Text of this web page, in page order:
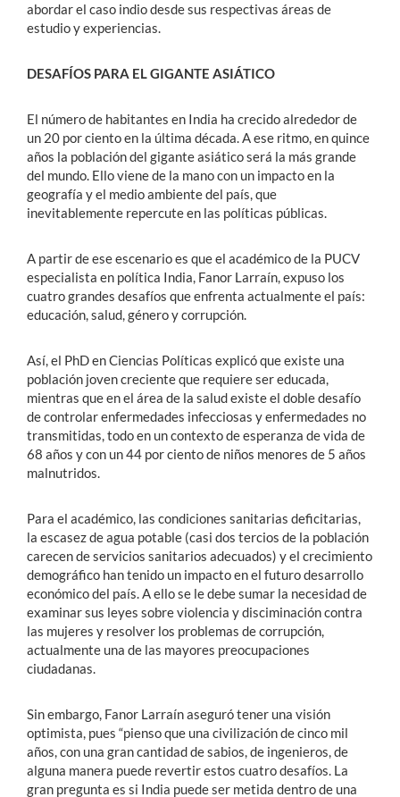
abordar el caso indio desde sus respectivas áreas de
estudio y experiencias.
DESAFÍOS PARA EL GIGANTE ASIÁTICO
El número de habitantes en India ha crecido alrededor de
un 20 por ciento en la última década. A ese ritmo, en quince
años la población del gigante asiático será la más grande
del mundo. Ello viene de la mano con un impacto en la
geografía y el medio ambiente del país, que
inevitablemente repercute en las políticas públicas.
A partir de ese escenario es que el académico de la PUCV
especialista en política India, Fanor Larraín, expuso los
cuatro grandes desafíos que enfrenta actualmente el país:
educación, salud, género y corrupción.
Así, el PhD en Ciencias Políticas explicó que existe una
población joven creciente que requiere ser educada,
mientras que en el área de la salud existe el doble desafío
de controlar enfermedades infecciosas y enfermedades no
transmitidas, todo en un contexto de esperanza de vida de
68 años y con un 44 por ciento de niños menores de 5 años
malnutridos.
Para el académico, las condiciones sanitarias deficitarias,
la escasez de agua potable (casi dos tercios de la población
carecen de servicios sanitarios adecuados) y el crecimiento
demográfico han tenido un impacto en el futuro desarrollo
económico del país. A ello se le debe sumar la necesidad de
examinar sus leyes sobre violencia y disciminación contra
las mujeres y resolver los problemas de corrupción,
actualmente una de las mayores preocupaciones
ciudadanas.
Sin embargo, Fanor Larraín aseguró tener una visión
optimista, pues “pienso que una civilización de cinco mil
años, con una gran cantidad de sabios, de ingenieros, de
alguna manera puede revertir estos cuatro desafíos. La
gran pregunta es si India puede ser metida dentro de una